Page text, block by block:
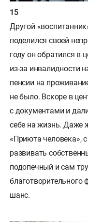
Другой
поделился своей
году он обратился в
из-за инвалидности
пенсии на
не было. Вскоре в
с документами и
себе на жизнь.
«Приюта человека»,
развивать
подопечный и сам
шанс.